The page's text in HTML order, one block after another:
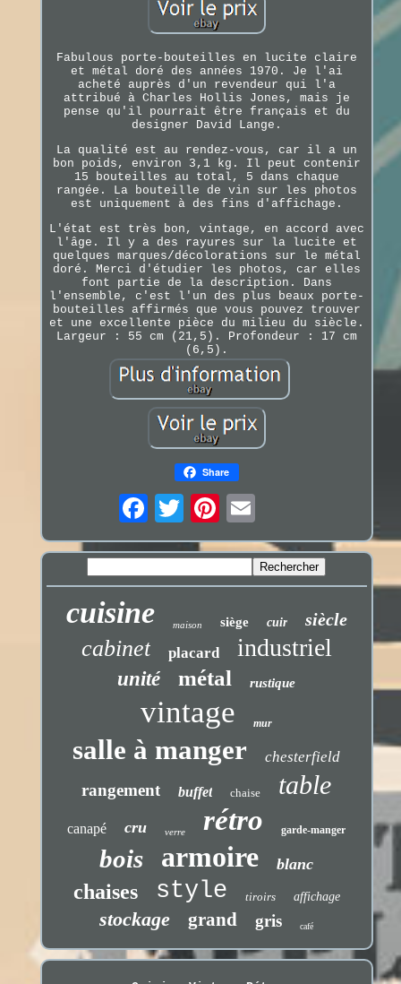
Fabulous porte-bouteilles en lucite claire
et métal doré des années 1970. Je l'ai
acheté auprès d'un revendeur qui l'a
attribué à Charles Hollis Jones, mais je
pense qu'il pourrait être français et du
designer David Lange.
La qualité est au rendez-vous, car il a un
bon poids, environ 3,1 kg. Il peut contenir
15 bouteilles au total, 5 dans chaque
rangée. La bouteille de vin sur les photos
est uniquement à des fins d'affichage.
L'état est très bon, vintage, en accord avec
l'âge. Il y a des rayures sur la lucite et
quelques marques/décolorations sur le métal
doré. Merci d'étudier les photos, car elles
font partie de la description. Dans
l'ensemble, c'est l'un des plus beaux porte-
bouteilles affirmés que vous pouvez trouver
et une excellente pièce du milieu du siècle.
Largeur : 55 cm (21,5). Profondeur : 17 cm
(6,5).
Share
cuisine maison siège cuir siècle
cabinet placard industriel
unité métal rustique
vintage mur
salle à manger chesterfield
rangement buffet chaise table
canapé cru verre rétro garde-manger
bois armoire blanc
chaises style tiroirs affichage
stockage grand gris café